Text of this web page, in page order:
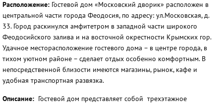
Расположение: Гостевой дом «Московский дворик» расположен в
центральной части города Феодосия, по адресу: ул.Московская, д.
33. Город раскинулся амфитетром в западной части широкого
Феодосийского залива и на восточной окрестности Крымских гор.
Удачное месторасположение гостевого дома – в центре города, в
тихом уютном районе – сделает отдых особенно комфортным. В
непосредственной близости имеются магазины, рынок, кафе и
удобная транспортная развязка.
Описание: Гостевой дом представляет собой трехэтажное